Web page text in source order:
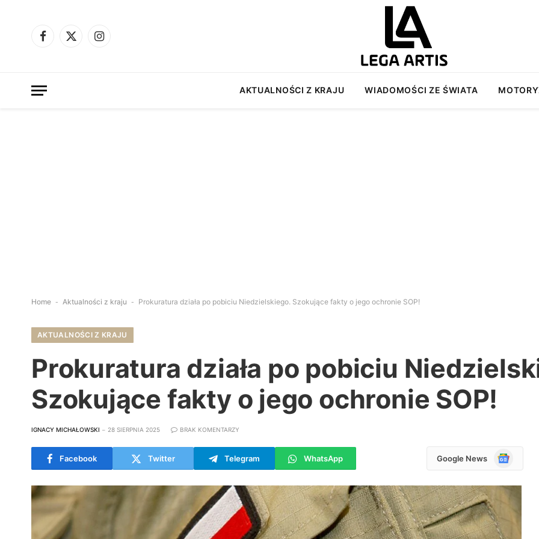
Facebook
X
Instagram
AKTUALNOŚCI Z KRAJU WIADOMOŚCI ZE ŚWIATA
Home - Aktualności z kraju - Prokuratura działa po pobiciu Niedzielskiego. Szokujące fakty o jego ochronie SOP!
AKTUALNOŚCI Z KRAJU
Prokuratura działa po pobiciu
Szokujące fakty o jego ochronie SOP!
IGNACY MICHAŁOWSKI 28 SIERPNIA 2025 BRAK KOMENTARZY
Facebook Twitter Telegram WhatsApp Google News
Google